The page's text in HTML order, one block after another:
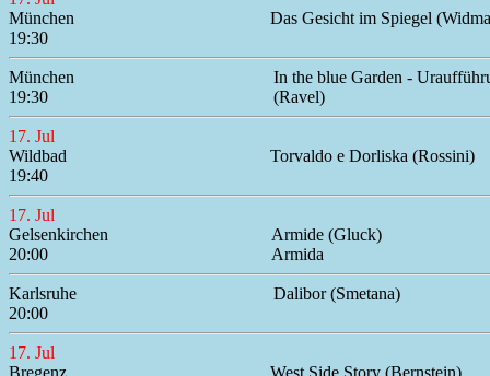
München
Das Gesicht im Spiegel
19:30
München
In the blue Garden -
19:30
(Ravel)
17. Jul
Wildbad
Torvaldo e Dorliska (Rossini)
19:40
17. Jul
Gelsenkirchen
Armide (Gluck)
20:00
Armida
Karlsruhe
Dalibor (Smetana)
20:00
17. Jul
Bregenz
West Side Story (Bernstein)